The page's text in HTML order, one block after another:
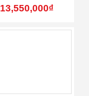
13,550,000₫